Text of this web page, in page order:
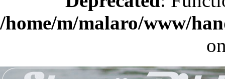
/home/m/malaro/www/